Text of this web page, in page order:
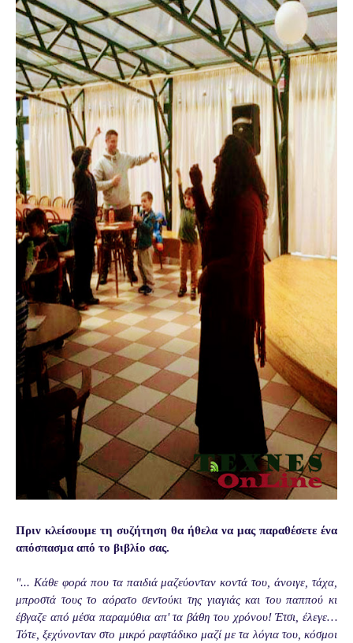
Πριν κλείσουμε τη συζήτηση θα ήθελα να μας παραθέσετε ένα
απόσπασμα από το βιβλίο σας.
"... Κάθε φορά που τα παιδιά μαζεύονταν κοντά του, άνοιγε, τάχα,
μπροστά τους το αόρατο σεντούκι της γιαγιάς και του παππού κι
έβγαζε από μέσα παραμύθια απ' τα βάθη του χρόνου! Έτσι, έλεγε…
Τότε, ξεχύνονταν στο μικρό ραφτάδικο μαζί με τα λόγια του, κόσμοι